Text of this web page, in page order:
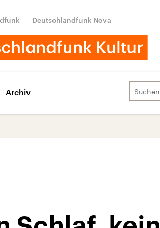
Deutschlandfunk Nova
Archiv